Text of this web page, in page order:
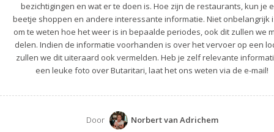
bezichtigingen en wat er te doen is. Hoe zijn de restaurants, kun je
beetje shoppen en andere interessante informatie. Niet onbelangrijk
om te weten hoe het weer is in bepaalde periodes, ook dit zullen we
delen. Indien de informatie voorhanden is over het vervoer op een
zullen we dit uiteraard ook vermelden. Heb je zelf relevante
een leuke foto over Butaritari, laat het ons weten via de e-mail!
Door Norbert van Adrichem